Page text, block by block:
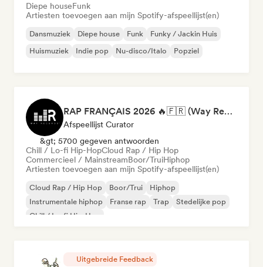
Diepe houseFunk
Artiesten toevoegen aan mijn Spotify-afspeellijst(en)
Dansmuziek Diepe house Funk
Funky / Jackin Huis
Huismuziek
Indie pop Nu-disco/Italo Popziel
RAP FRANÇAIS 2026 🔥🇫🇷 (Way Records)
Afspeellijst Curator
&gt; 5700 gegeven antwoorden
Chill / Lo-fi Hip-HopCloud Rap / Hip Hop
Commercieel / MainstreamBoor/TruiHiphop
Artiesten toevoegen aan mijn Spotify-afspeellijst(en)
Cloud Rap / Hip Hop Boor/Trui
Hiphop
Instrumentale hiphop
Franse rap Trap
Stedelijke pop
Chill / Lo-fi Hip-Hop
Uitgebreide Feedback